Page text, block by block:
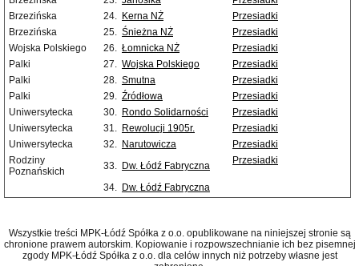
Brzezińska
24. Kerna NŻ
Przesiadki
Brzezińska
25. Śnieżna NŻ
Przesiadki
Wojska Polskiego
26. Łomnicka NŻ
Przesiadki
Palki
27. Wojska Polskiego
Przesiadki
Palki
28. Smutna
Przesiadki
Palki
29. Źródłowa
Przesiadki
Uniwersytecka
30. Rondo Solidarności
Przesiadki
Uniwersytecka
31. Rewolucji 1905r.
Przesiadki
Uniwersytecka
32. Narutowicza
Przesiadki
Rodziny
Poznańskich
33. Dw. Łódź Fabryczna Przesiadki
34. Dw. Łódź Fabryczna
Wszystkie treści MPK-Łódź Spółka z o.o. opublikowane na niniejszej stronie są
chronione prawem autorskim. Kopiowanie i rozpowszechnianie ich bez pisemnej
zgody MPK-Łódź Spółka z o.o. dla celów innych niż potrzeby własne jest